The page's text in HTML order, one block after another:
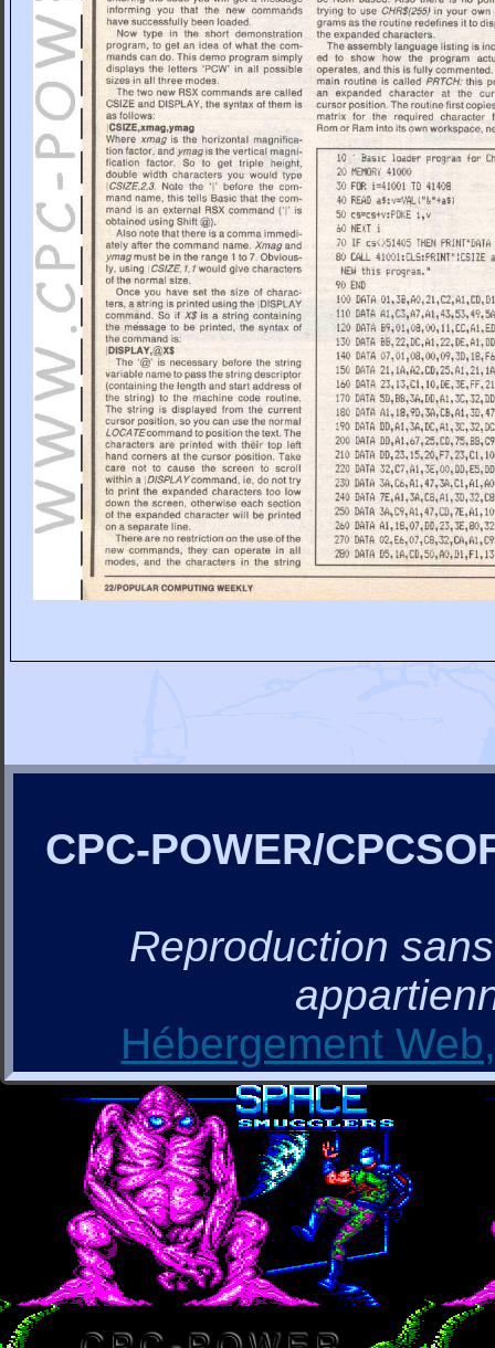
CPC-POWER/
Reproduction
Hébergement